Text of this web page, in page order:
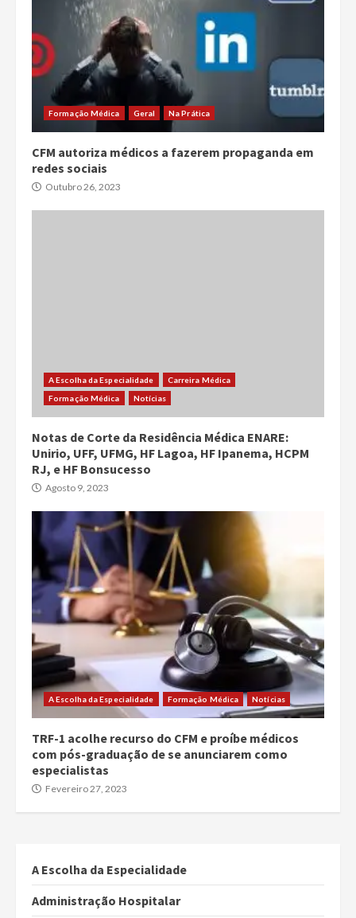
Formação Médica Geral Na Prática
CFM autoriza médicos a fazerem propaganda em
redes sociais
Outubro 26, 2023
A Escolha da Especialidade
Carreira Médica
Formação Médica
Notícias
Notas de Corte da Residência Médica ENARE:
Unirio, UFF, UFMG, HF Lagoa, HF Ipanema, HCPM
RJ, e HF Bonsucesso
Agosto 9, 2023
A Escolha da Especialidade Formação Médica Notícias
TRF-1 acolhe recurso do CFM e proíbe médicos
com pós-graduação de se anunciarem como
especialistas
Fevereiro 27, 2023
A Escolha da Especialidade
Administração Hospitalar